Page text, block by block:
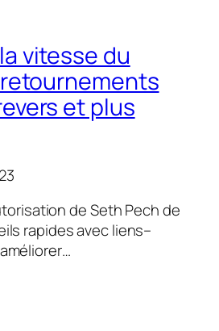
vitesse du
et plus
de Seth Pech de
rapides avec liens–